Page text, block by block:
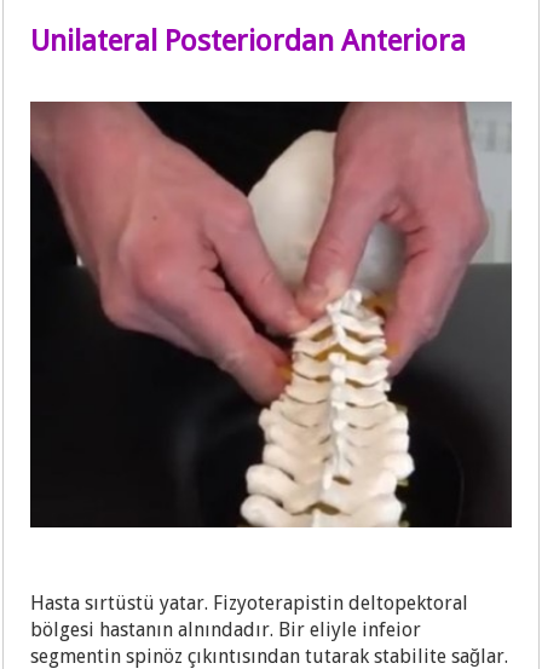
Unilateral Posteriordan Anteriora
Hasta sırtüstü yatar. Fizyoterapistin deltopektoral
bölgesi hastanın alnındadır. Bir eliyle infeior
segmentin spinöz çıkıntısından tutarak stabilite sağlar.